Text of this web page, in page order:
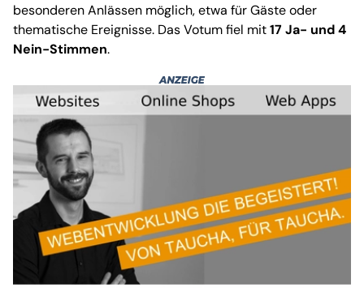
besonderen Anlässen möglich, etwa für Gäste oder
thematische Ereignisse. Das Votum fiel mit17 Ja- und 4
Nein-Stimmen.